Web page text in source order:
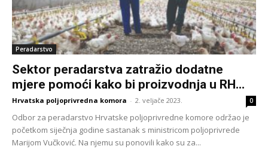
Peradarstvo
Sektor peradarstva zatražio dodatne
mjere pomoći kako bi proizvodnja u RH...
Hrvatska poljoprivredna komora - 2. veljače 2023. 0
Odbor za peradarstvo Hrvatske poljoprivredne komore održao je
početkom siječnja godine sastanak s ministricom poljoprivrede
Marijom Vučković. Na njemu su ponovili kako su za...